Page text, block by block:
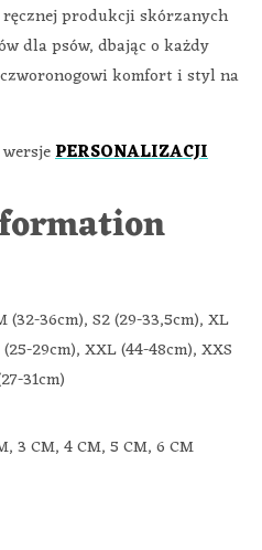
produkcji skórzanych
dla psów, dbając o każdy
komfort i styl na
PERSONALIZACJI
(32-36cm), S2 (29-33,5cm), XL
29cm), XXL (44-48cm), XXS
31cm)
3 CM, 4 CM, 5 CM, 6 CM